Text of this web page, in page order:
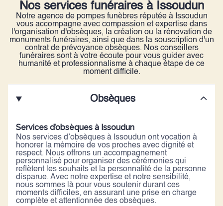
Nos services funéraires à Issoudun
Notre agence de pompes funèbres réputée à Issoudun
vous accompagne avec compassion et expertise dans
l'organisation d'obsèques, la création ou la rénovation de
monuments funéraires, ainsi que dans la souscription d'un
contrat de prévoyance obsèques. Nos conseillers
funéraires sont à votre écoute pour vous guider avec
humanité et professionnalisme à chaque étape de ce
moment difficile.
Obsèques
Services d’obsèques à Issoudun
Nos services d’obsèques à Issoudun ont vocation à
honorer la mémoire de vos proches avec dignité et
respect. Nous offrons un accompagnement
personnalisé pour organiser des cérémonies qui
reflètent les souhaits et la personnalité de la personne
disparue. Avec notre expertise et notre sensibilité,
nous sommes là pour vous soutenir durant ces
moments difficiles, en assurant une prise en charge
complète et attentionnée des obsèques.